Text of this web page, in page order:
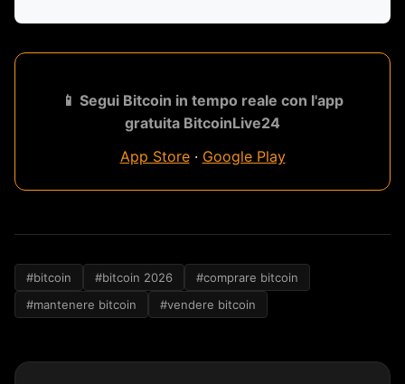
📱 Segui Bitcoin in tempo reale con l'app
gratuita BitcoinLive24
App Store· Google Play
#bitcoin #bitcoin 2026
#comprare bitcoin
#mantenere bitcoin
#vendere bitcoin